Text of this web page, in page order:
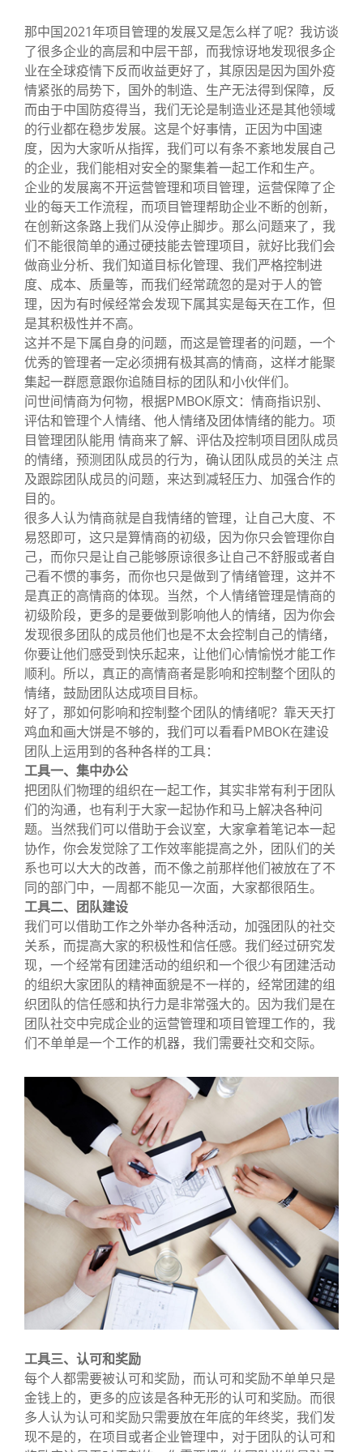
那中国2021年项目管理的发展又是怎么样了呢？我访谈
了很多企业的高层和中层干部，而我惊讶地发现很多企
业在全球疫情下反而收益更好了，其原因是因为国外疫
情紧张的局势下，国外的制造、生产无法得到保障，反
而由于中国防疫得当，我们无论是制造业还是其他领域
的行业都在稳步发展。这是个好事情，正因为中国速
度，因为大家听从指挥，我们可以有条不紊地发展自己
的企业，我们能相对安全的聚集着一起工作和生产。
企业的发展离不开运营管理和项目管理，运营保障了企
业的每天工作流程，而项目管理帮助企业不断的创新，
在创新这条路上我们从没停止脚步。那么问题来了，我
们不能很简单的通过硬技能去管理项目，就好比我们会
做商业分析、我们知道目标化管理、我们严格控制进
度、成本、质量等，而我们经常疏忽的是对于人的管
理，因为有时候经常会发现下属其实是每天在工作，但
是其积极性并不高。
这并不是下属自身的问题，而这是管理者的问题，一个
优秀的管理者一定必须拥有极其高的情商，这样才能聚
集起一群愿意跟你追随目标的团队和小伙伴们。
问世间情商为何物，根据PMBOK原文：情商指识别、
评估和管理个人情绪、他人情绪及团体情绪的能力。项
目管理团队能用 情商来了解、评估及控制项目团队成员
的情绪，预测团队成员的行为，确认团队成员的关注 点
及跟踪团队成员的问题，来达到减轻压力、加强合作的
目的。
很多人认为情商就是自我情绪的管理，让自己大度、不
易怒即可，这只是算情商的初级，因为你只会管理你自
己，而你只是让自己能够原谅很多让自己不舒服或者自
己看不惯的事务，而你也只是做到了情绪管理，这并不
是真正的高情商的体现。当然，个人情绪管理是情商的
初级阶段，更多的是要做到影响他人的情绪，因为你会
发现很多团队的成员他们也是不太会控制自己的情绪，
你要让他们感受到快乐起来，让他们心情愉悦才能工作
顺利。所以，真正的高情商者是影响和控制整个团队的
情绪，鼓励团队达成项目目标。
好了，那如何影响和控制整个团队的情绪呢？靠天天打
鸡血和画大饼是不够的，我们可以看看PMBOK在建设
团队上运用到的各种各样的工具：
工具一、集中办公
把团队们物理的组织在一起工作，其实非常有利于团队
们的沟通，也有利于大家一起协作和马上解决各种问
题。当然我们可以借助于会议室，大家拿着笔记本一起
协作，你会发觉除了工作效率能提高之外，团队们的关
系也可以大大的改善，而不像之前那样他们被放在了不
同的部门中，一周都不能见一次面，大家都很陌生。
工具二、团队建设
我们可以借助工作之外举办各种活动，加强团队的社交
关系，而提高大家的积极性和信任感。我们经过研究发
现，一个经常有团建活动的组织和一个很少有团建活动
的组织大家团队的精神面貌是不一样的，经常团建的组
织团队的信任感和执行力是非常强大的。因为我们是在
团队社交中完成企业的运营管理和项目管理工作的，我
们不单单是一个工作的机器，我们需要社交和交际。
工具三、认可和奖励
每个人都需要被认可和奖励，而认可和奖励不单单只是
金钱上的，更多的应该是各种无形的认可和奖励。而很
多人认为认可和奖励只需要放在年底的年终奖，我们发
现不是的，在项目或者企业管理中，对于团队的认可和